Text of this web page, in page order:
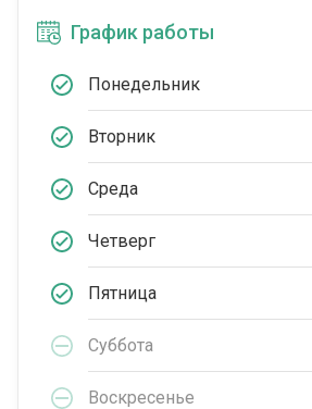
График работы
Понедельник
Вторник
Среда
Четверг
Пятница
Суббота
Воскресенье